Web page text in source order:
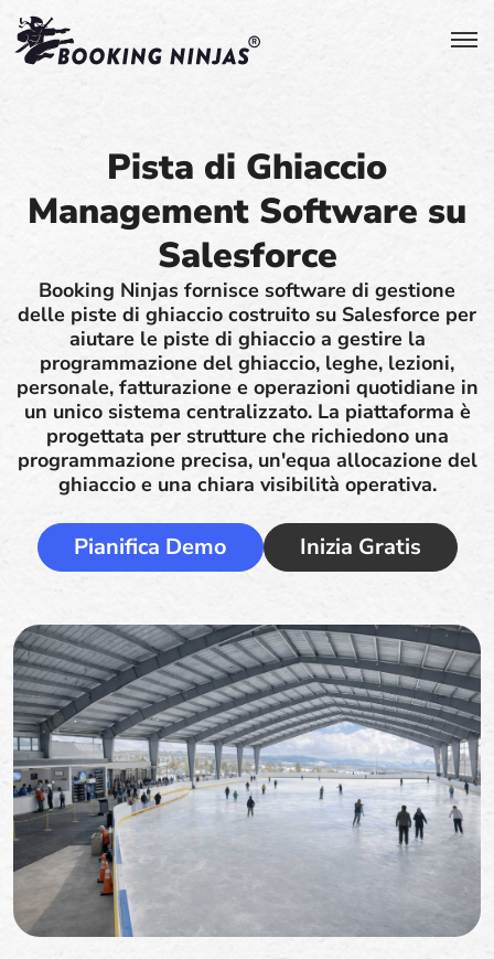
Pista di Ghiaccio
Management Software su
Salesforce
Booking Ninjas fornisce software di gestione
delle piste di ghiaccio costruito su Salesforce per
aiutare le piste di ghiaccio a gestire la
programmazione del ghiaccio, leghe, lezioni,
personale, fatturazione e operazioni quotidiane in
un unico sistema centralizzato. La piattaforma è
progettata per strutture che richiedono una
programmazione precisa, un'equa allocazione del
ghiaccio e una chiara visibilità operativa.
Pianifica Demo Inizia Gratis